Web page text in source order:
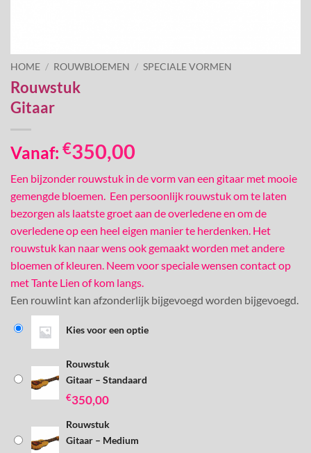
HOME / ROUWBLOEMEN / SPECIALE VORMEN
Rouwstuk
Gitaar
Vanaf: €350,00
Een bijzonder rouwstuk in de vorm van een gitaar met mooie
gemengde bloemen. Een persoonlijk rouwstuk om te laten
bezorgen als laatste groet aan de overledene en om de
overledene op een heel eigen manier te herdenken. Het
rouwstuk kan naar wens ook gemaakt worden met andere
bloemen of kleuren. Neem voor speciale wensen contact op
met Tante Lien of kom langs.
Een rouwlint kan afzonderlijk bijgevoegd worden bijgevoegd.
Kies voor een optie
Rouwstuk
Gitaar – Standaard
€350,00
Rouwstuk
Gitaar – Medium